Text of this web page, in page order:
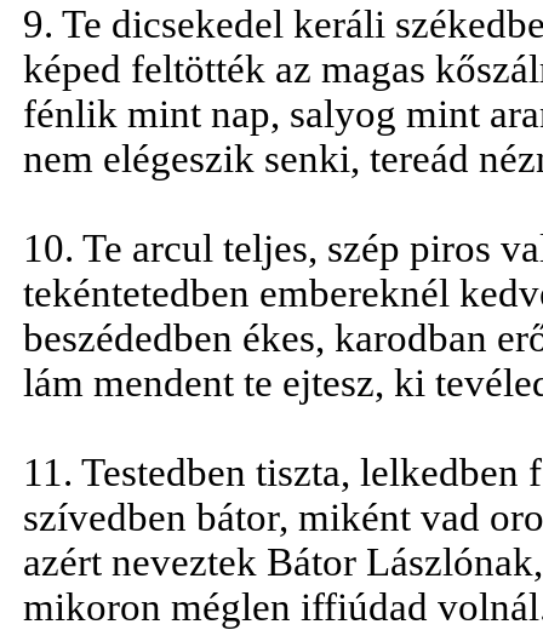
9. Te dicsekedel keráli
képed feltötték az magas
fénlik mint nap, salyog mint
nem elégeszik senki, tereád
10. Te arcul teljes, szép piros
tekéntetedben embereknél
beszédedben ékes, karodban
lám mendent te ejtesz, ki
11. Testedben tiszta, lelkedben
szívedben bátor, miként vad
azért neveztek Bátor Lászlónak,
mikoron méglen iffiúdad